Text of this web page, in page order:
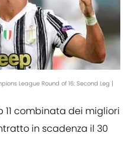
League Round of 16: Second Leg |
11 combinata dei migliori
in scadenza il 30